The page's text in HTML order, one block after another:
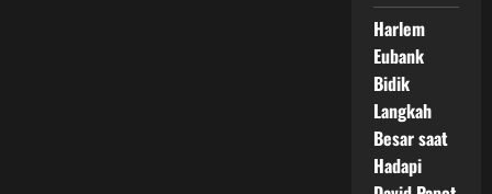
Harlem
Eubank
Bidik
Langkah
Besar saat
Hadapi